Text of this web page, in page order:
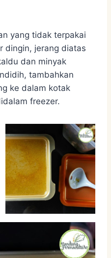
yang tidak terpakai
dingin, jerang diatas
dan minyak
tambahkan
ke dalam kotak
freezer.